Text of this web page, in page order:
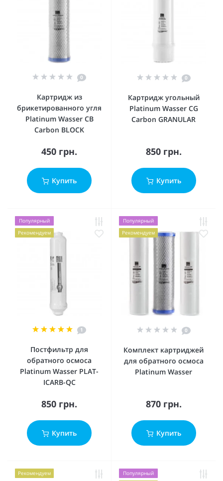
0
Картридж из
брикетированного угля
Platinum Wasser CB
Carbon BLOCK
450 грн.
Купить
0
Картридж угольный
Platinum Wasser CG
Carbon GRANULAR
850 грн.
Купить
Популярный
Рекомендуем
1
Постфильтр для
обратного осмоса
Platinum Wasser PLAT-
ICARB-QC
850 грн.
Купить
Популярный
Рекомендуем
0
Комплект картриджей
для обратного осмоса
Platinum Wasser
870 грн.
Купить
Рекомендуем
Популярный